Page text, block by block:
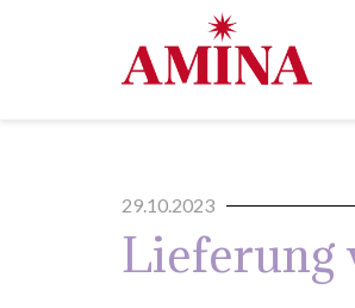
29.10.2023
Lieferung